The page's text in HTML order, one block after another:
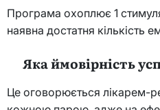
Програма охоплює 1
наявна достатня кількість
Яка ймовірність
Це оговорюється лікарем-